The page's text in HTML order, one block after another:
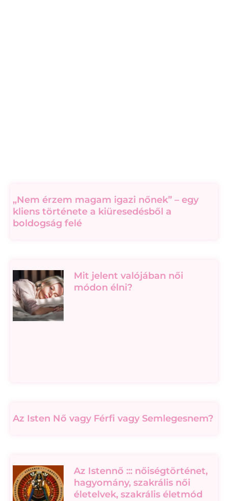
„Nem érzem magam igazi nőnek” – egy
kliens története a kiüresedésből a
boldogság felé
Mit jelent valójában női
módon élni?
Az Isten Nő vagy Férfi vagy Semlegesnem?
Az Istennő ::: nőiségtörténet,
hagyomány, szakrális női
életelvek, szakrális életmód